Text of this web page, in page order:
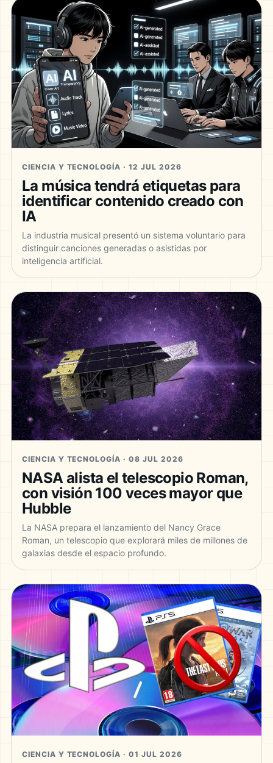
CIENCIA Y TECNOLOGÍA · 12 JUL 2026
La música tendrá etiquetas para
identificar contenido creado con
IA
La industria musical presentó un sistema voluntario para
distinguir canciones generadas o asistidas por
inteligencia artificial.
CIENCIA Y TECNOLOGÍA · 08 JUL 2026
NASA alista el telescopio Roman,
con visión 100 veces mayor que
Hubble
La NASA prepara el lanzamiento del Nancy Grace
Roman, un telescopio que explorará miles de millones de
galaxias desde el espacio profundo.
CIENCIA Y TECNOLOGÍA · 01 JUL 2026